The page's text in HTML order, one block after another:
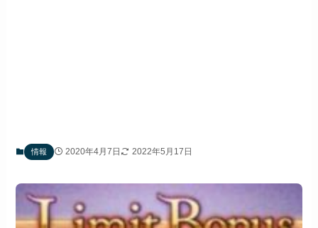
情報 2020年4月7日 2022年5月17日